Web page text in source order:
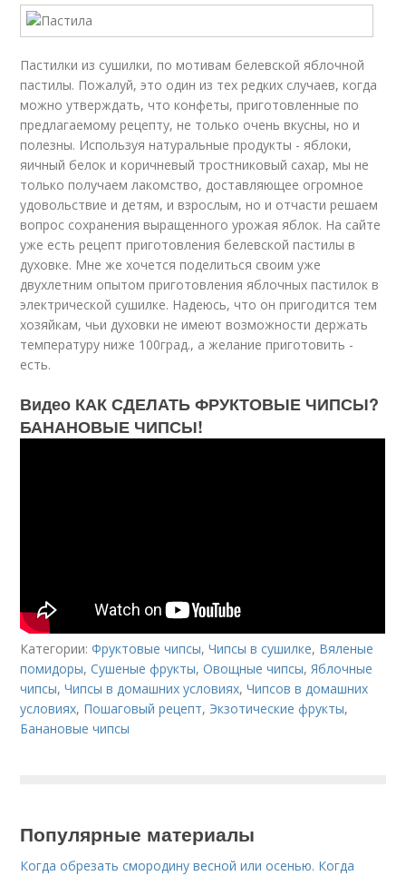
Пастилки из сушилки, по мотивам белевской яблочной
пастилы. Пожалуй, это один из тех редких случаев, когда
можно утверждать, что конфеты, приготовленные по
предлагаемому рецепту, не только очень вкусны, но и
полезны. Используя натуральные продукты - яблоки,
яичный белок и коричневый тростниковый сахар, мы не
только получаем лакомство, доставляющее огромное
удовольствие и детям, и взрослым, но и отчасти решаем
вопрос сохранения выращенного урожая яблок. На сайте
уже есть рецепт приготовления белевской пастилы в
духовке. Мне же хочется поделиться своим уже
двухлетним опытом приготовления яблочных пастилок в
электрической сушилке. Надеюсь, что он пригодится тем
хозяйкам, чьи духовки не имеют возможности держать
температуру ниже 100град., а желание приготовить -
есть.
Видео КАК СДЕЛАТЬ ФРУКТОВЫЕ ЧИПСЫ?
БАНАНОВЫЕ ЧИПСЫ!
Категории:Фруктовые чипсы,Чипсы в сушилке, Вяленые
помидоры,Сушеные фрукты,Овощные чипсы,Яблочные
чипсы,Чипсы в домашних условиях,Чипсов в домашних
условиях, Пошаговый рецепт, Экзотические фрукты,
Банановые чипсы
Популярные материалы
Когда обрезать смородину весной или осенью. Когда